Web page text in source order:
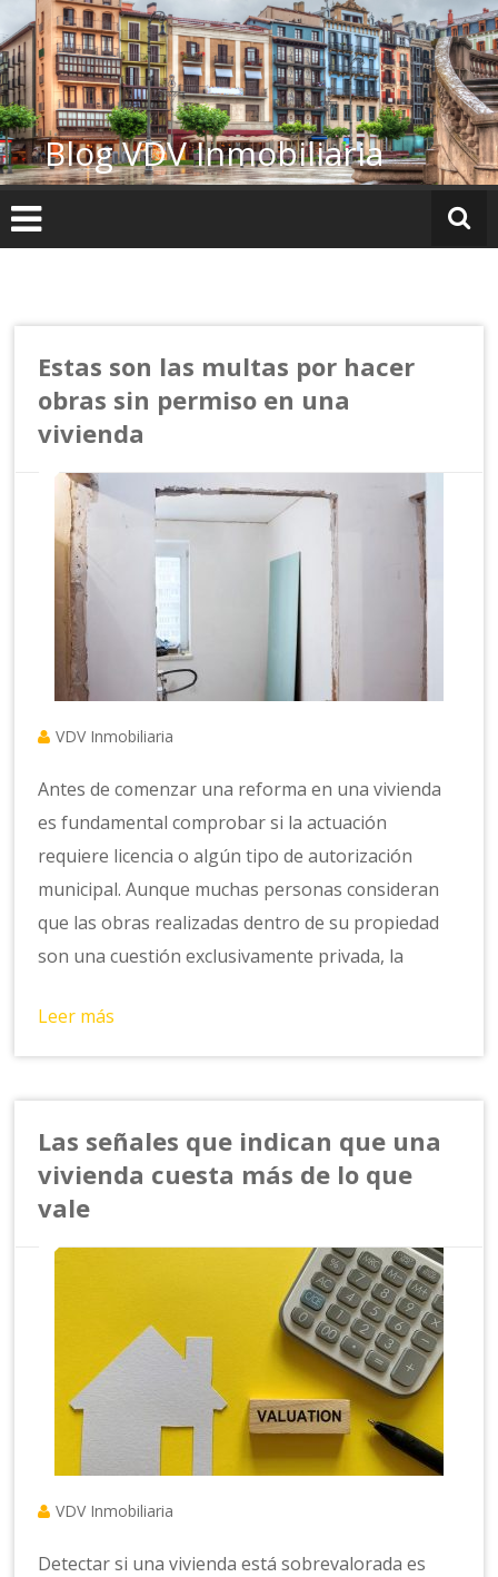
al
contenido
Blog VDV Inmobiliaria
Estas son las multas por hacer
obras sin permiso en una
vivienda
VDV Inmobiliaria
Antes de comenzar una reforma en una vivienda
es fundamental comprobar si la actuación
requiere licencia o algún tipo de autorización
municipal. Aunque muchas personas consideran
que las obras realizadas dentro de su propiedad
son una cuestión exclusivamente privada, la
Leer más
Las señales que indican que una
vivienda cuesta más de lo que
vale
VDV Inmobiliaria
Detectar si una vivienda está sobrevalorada es